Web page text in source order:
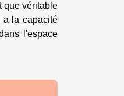
que véritable
a la capacité
l'espace